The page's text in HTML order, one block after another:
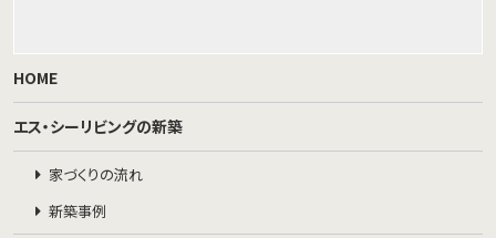
HOME
エス・シーリビングの新築
家づくりの流れ
新築事例